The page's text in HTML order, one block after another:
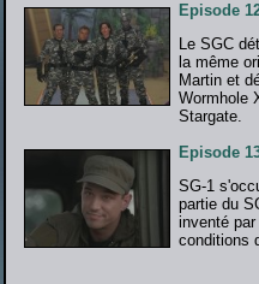
Episode
Le SGC
la même
Martin et
Wormhole
Stargate.
Episode
SG-1
partie du
inventé
conditions